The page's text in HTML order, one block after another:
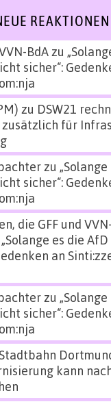
REAKTIONEN
BdAzu
sicher“:
zu DSW21
zusätzlich für
zu
sicher“:
die GFF und
„Solange es die
an
zu
sicher“:
kann